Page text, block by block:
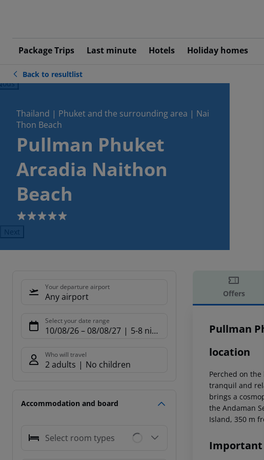
Package Trips Last minute Hotels Holiday homes
Back to resultlist
Thailand | Phuket and the surrounding area | Nai
Thon Beach
Pullman Phuket
Arcadia Naithon
Beach
5
Next
Your departure airport
Any airport
Select your date range
10/08/26– 08/08/27 5-8 nights
Who will travel
2 adults No children
Accommodation and board
Select room types
Offers
Offer
Pullman
location
Perched on
tranquil and
brings a
the Andaman
Island, 350 m
Important